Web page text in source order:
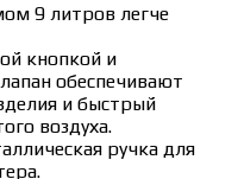
9 литров легче
кнопкой и
обеспечивают
и быстрый
воздуха.
ручка для